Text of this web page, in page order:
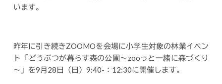
います。
昨年に引き続きZOOMOを会場に小学生対象の林業イベン
ト「どうぶつが暮らす森の公園～zooっと一緒に森づくり
～」を9月28日（日）9:40-：12:30に開催します。